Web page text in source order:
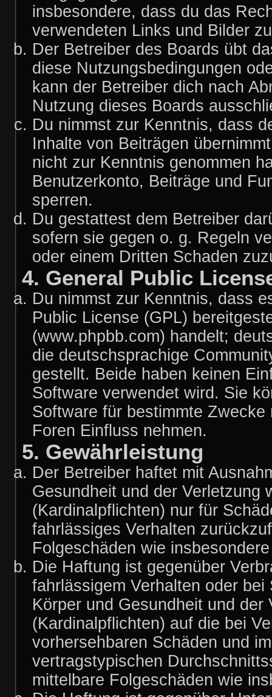
insbesondere, dass du das
verwendeten Links und Bilder
Der Betreiber des Boards übt
diese Nutzungsbedingungen
kann der Betreiber dich nach
Nutzung dieses Boards
Du nimmst zur Kenntnis, dass
Inhalte von Beiträgen
nicht zur Kenntnis genommen
Benutzerkonto, Beiträge und
sperren.
Du gestattest dem Betreiber
sofern sie gegen o. g. Regeln
oder einem Dritten Schaden
4. General Public
Du nimmst zur Kenntnis, dass
Public License (GPL)
(www.phpbb.com) handelt;
die deutschsprachige
gestellt. Beide haben keinen
Software verwendet wird. Sie
Software für bestimmte
Foren Einfluss nehmen.
5. Gewährleistung
Der Betreiber haftet mit
Gesundheit und der Verletzung
(Kardinalpflichten) nur für
fahrlässiges Verhalten
Folgeschäden wie
Die Haftung ist gegenüber
fahrlässigem Verhalten oder
Körper und Gesundheit und
(Kardinalpflichten) auf die bei
vorhersehbaren Schäden und
vertragstypischen
mittelbare Folgeschäden wie